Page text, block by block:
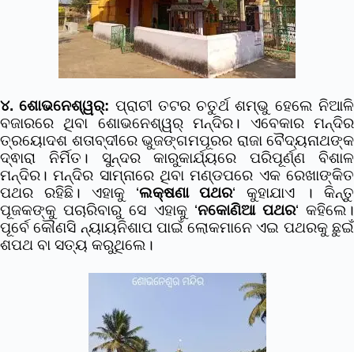
୪. ଶୋଭନେଶ୍ୱର୍: ପ୍ରାଚୀ ତଟର ଚତୁର୍ଥ ଶମ୍ଭୁ ହେଲେ ନିଆଳି
ବଜାରରେ ଥିବା ଶୋଭନେଶ୍ୱର୍ ମନ୍ଦିର। ଏବେକାର ମନ୍ଦିର
ତ୍ରୟୋଦଶ ଶତାବ୍ଦୀରେ ଭୁଜଙ୍ଗମପୂରର ରାଜା ବୈଦ୍ୟନାଥଙ୍କ
ଦ୍ଵାରା ନିର୍ମିତ। ସୁନ୍ଦର କାରୁକାର୍ଯ୍ୟରେ ପରିପୂର୍ଣ୍ଣ ବିଶାଳ
ମନ୍ଦିର। ମନ୍ଦିର ସାମ୍ନାରେ ଥିବା ମଣ୍ଡପରେ ଏକ ରେଖାଙ୍କିତ
ପଥର ରହିଛି। ଏହାକୁ ‘ଲକ୍ଷଣା ପଥର‘ କୁହାଯାଏ । କିନ୍ତୁ
ପୂଜକଙ୍କୁ ପଚାରିବାରୁ ସେ ଏହାକୁ ‘ନକୋଣିଆ ପଥର‘ କହିଲେ।
ପୂର୍ବେ କୌଣସି ନ୍ୟାୟନିଶାପ ପାଇଁ ଲୋକମାନେ ଏଇ ପଥରକୁ ଛୁଇଁ
ଶପଥ ବା ସତ୍ୟ କରୁଥିଲେ।